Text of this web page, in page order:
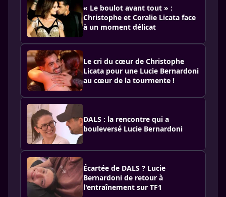
« Le boulot avant tout » :
Christophe et Coralie Licata face
à un moment délicat
Le cri du cœur de Christophe
Licata pour une Lucie Bernardoni
au cœur de la tourmente !
DALS : la rencontre qui a
bouleversé Lucie Bernardoni
Écartée de DALS ? Lucie
Bernardoni de retour à
l'entraînement sur TF1